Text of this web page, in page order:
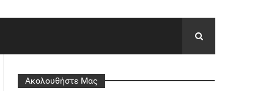
Ακολουθήστε Μας